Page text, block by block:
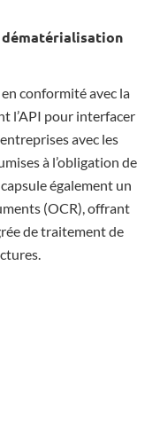
en conformité avec la
l’API pour interfacer
avec les
à l’obligation de
également un
(OCR), offrant
de traitement de